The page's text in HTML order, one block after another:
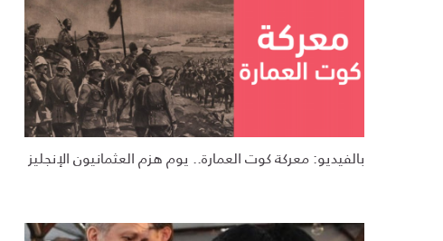
بالفيديو: معركة كوت العمارة.. يوم هزم العثمانيون الإنجليز